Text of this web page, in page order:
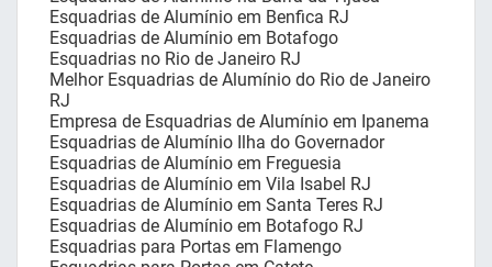
Esquadrias de Alumínio em Benfica RJ
Esquadrias de Alumínio em Botafogo
Esquadrias no Rio de Janeiro RJ
Melhor Esquadrias de Alumínio do Rio de Janeiro
RJ
Empresa de Esquadrias de Alumínio em Ipanema
Esquadrias de Alumínio Ilha do Governador
Esquadrias de Alumínio em Freguesia
Esquadrias de Alumínio em Vila Isabel RJ
Esquadrias de Alumínio em Santa Teres RJ
Esquadrias de Alumínio em Botafogo RJ
Esquadrias para Portas em Flamengo